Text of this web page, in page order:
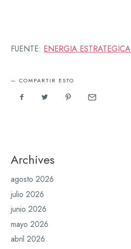
FUENTE: ENERGIA ESTRATEGICA
COMPARTIR ESTO
Archives
agosto 2026
julio 2026
junio 2026
mayo 2026
abril 2026